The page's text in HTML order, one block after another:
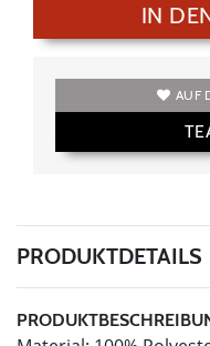
IN
AUF
PRODUKTDETAILS